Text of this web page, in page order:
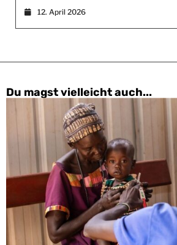
12. April 2026
Du magst vielleicht auch...